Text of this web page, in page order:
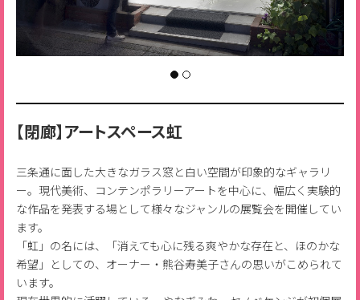
【閉廊】アートスペース虹
三条通に面した大きなガラス窓と白い空間が印象的なギャラリ
ー。現代美術、コンテンポラリーアートを中心に、幅広く実験的
な作品を発表する場として様々なジャンルの展覧会を開催してい
ます。
「虹」の名には、「消えても心に残る爽やかな存在と、ほのかな
希望」としての、オーナー・熊谷寿美子さんの思いがこめられて
います。